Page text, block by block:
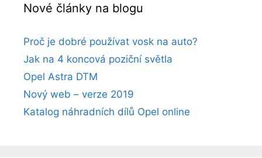
Nové články na blogu
Proč je dobré používat vosk na auto?
Jak na 4 koncová poziční světla
Opel Astra DTM
Nový web – verze 2019
Katalog náhradních dílů Opel online